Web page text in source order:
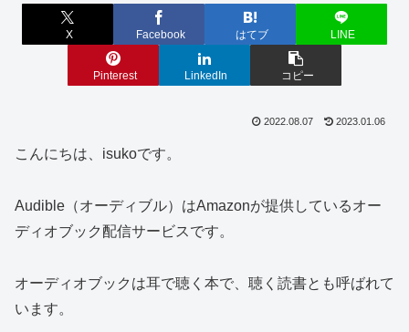
X Facebook はてブ LINE
Pinterest LinkedIn コピー
2022.08.07 2023.01.06
こんにちは、isukoです。
Audible（オーディブル）はAmazonが提供しているオー
ディオブック配信サービスです。
オーディオブックは耳で聴く本で、聴く読書とも呼ばれて
います。